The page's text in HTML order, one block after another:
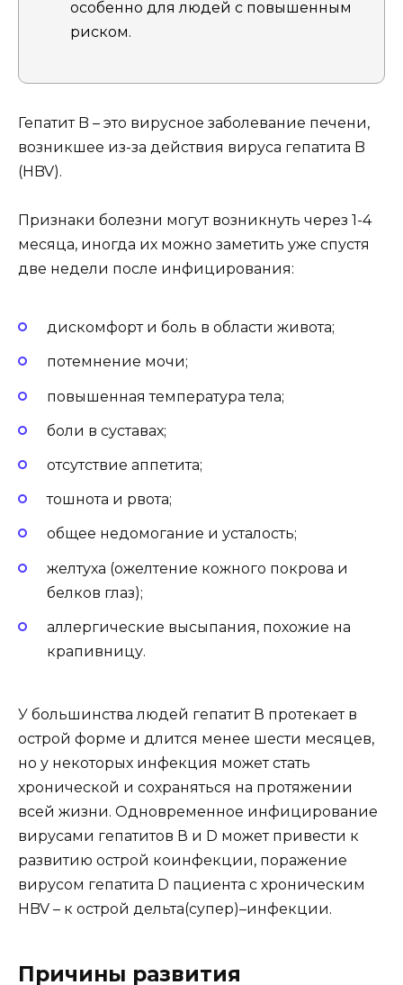
особенно для людей с повышенным
риском.
Гепатит B – это вирусное заболевание печени,
возникшее из-за действия вируса гепатита B
(HBV).
Признаки болезни могут возникнуть через 1-4
месяца, иногда их можно заметить уже спустя
две недели после инфицирования:
дискомфорт и боль в области живота;
потемнение мочи;
повышенная температура тела;
боли в суставах;
отсутствие аппетита;
тошнота и рвота;
общее недомогание и усталость;
желтуха (ожелтение кожного покрова и
белков глаз);
аллергические высыпания, похожие на
крапивницу.
У большинства людей гепатит В протекает в
острой форме и длится менее шести месяцев,
но у некоторых инфекция может стать
хронической и сохраняться на протяжении
всей жизни. Одновременное инфицирование
вирусами гепатитов В и D может привести к
развитию острой коинфекции, поражение
вирусом гепатита D пациента с хроническим
HBV – к острой дельта(супер)–инфекции.
Причины развития